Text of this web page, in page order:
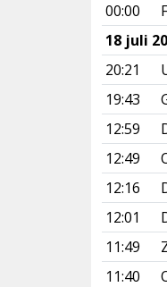
00:00
18 juli
20:21
19:43
12:59
12:49
12:16
12:01
11:49
11:40